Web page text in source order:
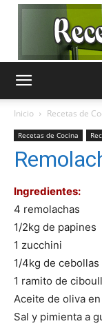
Inicio Recetas de
Recetas de Cocina
Ingredientes:
4 remolachas
1/2kg de papines
1 zucchini
1/4kg de cebollas
1 ramito de
Aceite de oliva
Sal y pimienta a